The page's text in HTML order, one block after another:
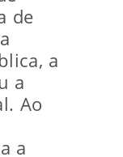
de
a
a
Ao
a